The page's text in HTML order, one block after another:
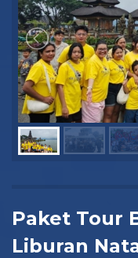
Paket Tour
Liburan